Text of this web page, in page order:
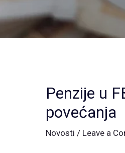
Penzije u
povećanja
Novosti / Leave a